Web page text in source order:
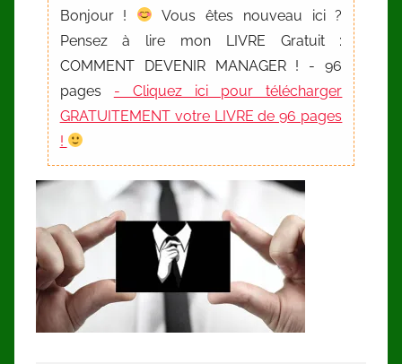
Bonjour !
Vous êtes nouveau ici ?
Pensez à lire mon LIVRE Gratuit :
COMMENT DEVENIR MANAGER ! - 96
pages - Cliquez ici pour télécharger
GRATUITEMENT votre LIVRE de 96 pages
!